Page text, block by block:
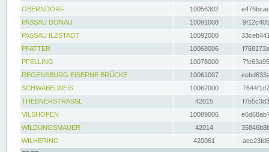
OBERNDORF
10056302
PASSAU DONAU
10091008
PASSAU ILZSTADT
10092000
PFATTER
10068006
PFELLING
10078000
REGENSBURG EISERNE BRÜCKE
10061007
SCHWABELWEIS
10062000
THEBNERSTRASSL
42015
VILSHOFEN
10089006
WILDUNGSMAUER
42014
WILHERING
420061